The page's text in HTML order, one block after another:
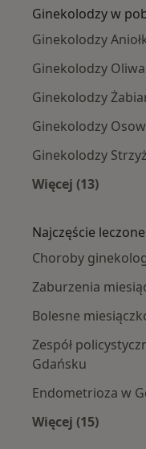
Ginekolodzy w
Ginekolodzy
Ginekolodzy Oliwa
Ginekolodzy
Ginekolodzy
Ginekolodzy
Więcej (13)
Najczęście
Choroby
Zaburzenia
Bolesne
Zespół
Gdańsku
Endometrioza w
Więcej (15)